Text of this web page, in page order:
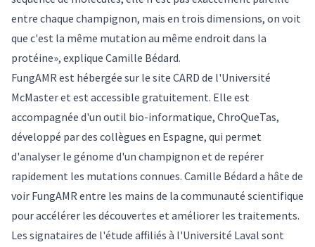
entre chaque champignon, mais en trois dimensions, on voit
que c'est la même mutation au même endroit dans la
protéine», explique Camille Bédard.
FungAMR est hébergée sur le site CARD de l'Université
McMaster et est accessible gratuitement. Elle est
accompagnée d'un outil bio-informatique, ChroQueTas,
développé par des collègues en Espagne, qui permet
d'analyser le génome d'un champignon et de repérer
rapidement les mutations connues. Camille Bédard a hâte de
voir FungAMR entre les mains de la communauté scientifique
pour accélérer les découvertes et améliorer les traitements.
Les signataires de l'étude affiliés à l'Université Laval sont